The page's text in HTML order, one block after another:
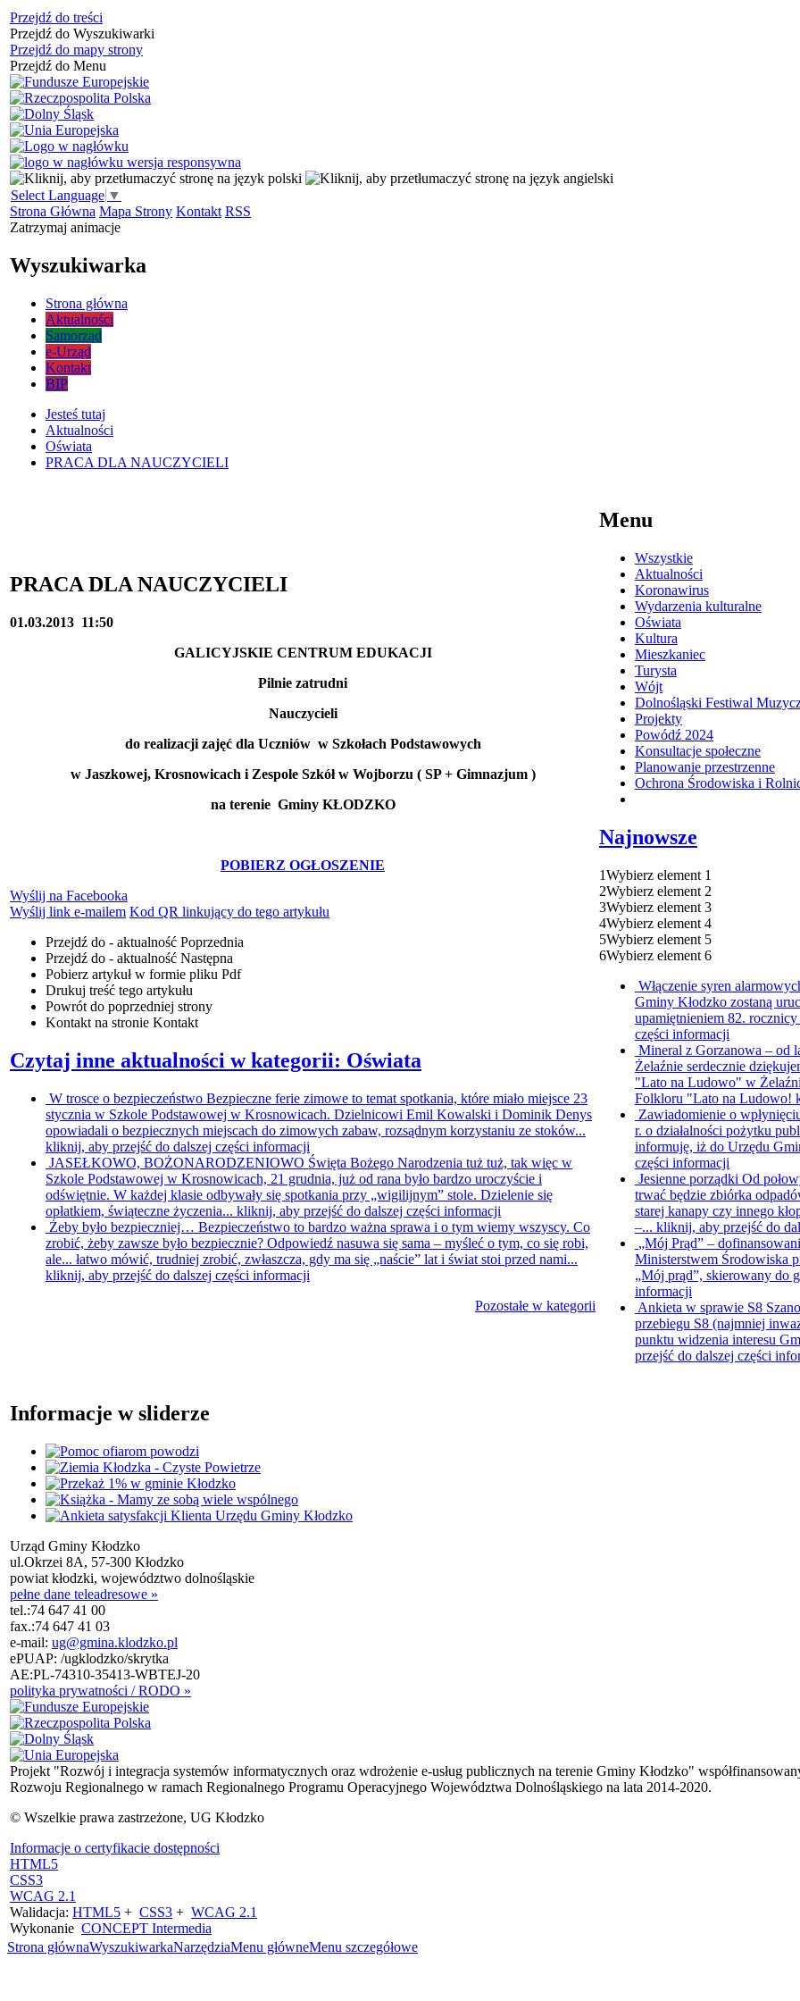
Przejdź do treści
Przejdź do Wyszukiwarki
Przejdź do mapy strony
Przejdź do Menu
Select Language ▼
Strona Główna Mapa Strony Kontakt RSS
Zatrzymaj animacje
Wyszukiwarka
Strona główna
Aktualności
Samorząd
e-Urząd
Kontakt
BIP
Jesteś tutaj
Aktualności
Oświata
PRACA DLA NAUCZYCIELI
PRACA DLA NAUCZYCIELI
01.03.2013 11:50
GALICYJSKIE CENTRUM EDUKACJI
Pilnie zatrudni
Nauczycieli
do realizacji zajęć dla Uczniów w Szkołach Podstawowych
w Jaszkowej, Krosnowicach i Zespole Szkół w Wojborzu ( SP + Gimnazjum )
na terenie Gminy KŁODZKO
POBIERZ OGŁOSZENIE
Wyślij na Facebooka
Wyślij link e-mailem Kod QR linkujący do tego artykułu
Przejdź do - aktualność Poprzednia
Przejdź do - aktualność Następna
Pobierz artykuł w formie pliku Pdf
Drukuj treść tego artykułu
Powrót do poprzedniej strony
Kontakt na stronie Kontakt
Czytaj inne aktualności w kategorii: Oświata
W trosce o bezpieczeństwo Bezpieczne ferie zimowe to temat spotkania, które miało miejsce 23
stycznia w Szkole Podstawowej w Krosnowicach. Dzielnicowi Emil Kowalski i Dominik Denys
opowiadali o bezpiecznych miejscach do zimowych zabaw, rozsądnym korzystaniu ze stoków...
kliknij, aby przejść do dalszej części informacji
JASEŁKOWO, BOŻONARODZENIOWO Święta Bożego Narodzenia tuż tuż, tak więc w
Szkole Podstawowej w Krosnowicach, 21 grudnia, już od rana było bardzo uroczyście i
odświętnie. W każdej klasie odbywały się spotkania przy „wigilijnym” stole. Dzielenie się
opłatkiem, świąteczne życzenia... kliknij, aby przejść do dalszej części informacji
Żeby było bezpieczniej… Bezpieczeństwo to bardzo ważna sprawa i o tym wiemy wszyscy. Co
zrobić, żeby zawsze było bezpiecznie? Odpowiedź nasuwa się sama – myśleć o tym, co się robi,
ale... łatwo mówić, trudniej zrobić, zwłaszcza, gdy ma się „naście” lat i świat stoi przed nami...
kliknij, aby przejść do dalszej części informacji
Pozostałe w kategorii
Menu
Wszystkie
Aktualności
Koronawirus
Wydarzenia kulturalne
Oświata
Kultura
Mieszkaniec
Turysta
Wójt
Dolnośląski Festiwal
Projekty
Powódź 2024
Konsultacje społeczne
Planowanie przestrzenne
Ochrona Środowiska i
Najnowsze
1Wybierz element 1
2Wybierz element 2
3Wybierz element 3
4Wybierz element 4
5Wybierz element 5
6Wybierz element 6
Włączenie syren
Gminy Kłodzko zostaną
upamiętnieniem 82.
części informacji
Mineral z Gorzanowa – od
Żelaźnie serdecznie
"Lato na Ludowo" w
Folkloru "Lato na Ludowo!
Zawiadomienie o
r. o działalności pożytku
informuję, iż do Urzędu
części informacji
Jesienne porządki Od
trwać będzie zbiórka
starej kanapy czy innego
–... kliknij, aby przejść do
„Mój Prąd” –
Ministerstwem Środowiska
„Mój prąd”, skierowany do
informacji
Ankieta w sprawie S8
przebiegu S8 (najmniej
punktu widzenia interesu
przejść do dalszej części
Informacje w sliderze
Urząd Gminy Kłodzko
ul.Okrzei 8A, 57-300 Kłodzko
powiat kłodzki, województwo dolnośląskie
pełne dane teleadresowe »
tel.:74 647 41 00
fax.:74 647 41 03
e-mail: ug@gmina.klodzko.pl
ePUAP: /ugklodzko/skrytka
AE:PL-74310-35413-WBTEJ-20
polityka prywatności / RODO »
Projekt "Rozwój i integracja systemów informatycznych oraz wdrożenie e-usług publicznych na terenie Gminy Kłodzko"
Rozwoju Regionalnego w ramach Regionalnego Programu Operacyjnego Województwa Dolnośląskiego na lata 2014-2020.
© Wszelkie prawa zastrzeżone, UG Kłodzko
Informacje o certyfikacie dostępności
HTML5
CSS3
WCAG 2.1
Walidacja: HTML5 + CSS3 + WCAG 2.1
Wykonanie CONCEPT Intermedia
Strona głównaWyszukiwarkaNarzędziaMenu główneMenu szczegółowe